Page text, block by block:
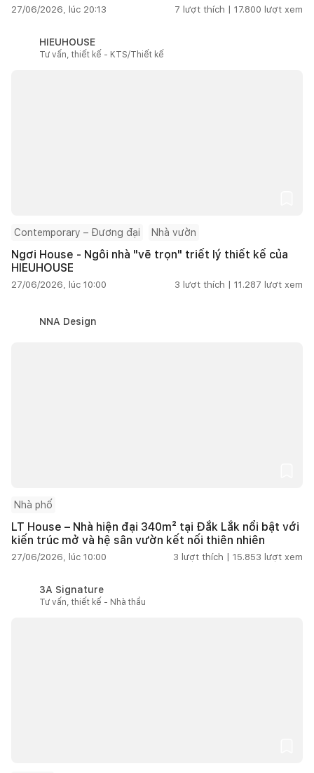
27/06/2026, lúc 20:13 7 lượt thích | 17.800 lượt xem
HIEUHOUSE
Tư vấn, thiết kế - KTS/Thiết kế
Contemporary – Đương đại Nhà vườn
Ngơi House - Ngôi nhà "vẽ trọn" triết lý thiết kế của
HIEUHOUSE
27/06/2026, lúc 10:00 3 lượt thích | 11.287 lượt xem
NNA Design
Nhà phố
LT House – Nhà hiện đại 340m² tại Đắk Lắk nổi bật với
kiến trúc mở và hệ sân vườn kết nối thiên nhiên
27/06/2026, lúc 10:00 3 lượt thích | 15.853 lượt xem
3A Signature
Tư vấn, thiết kế - Nhà thầu